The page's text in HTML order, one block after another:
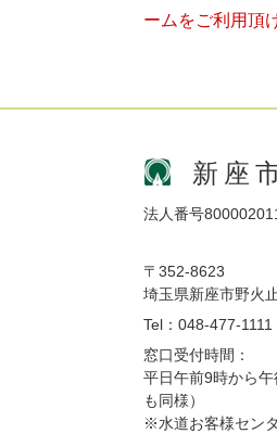
ームをご利用頂
新座
法人番号
〒352-8623
埼玉県新座市野火
Tel：048-477-1111
窓口受付時間：
平日午前9時から
も同様）
※水道お客様セン